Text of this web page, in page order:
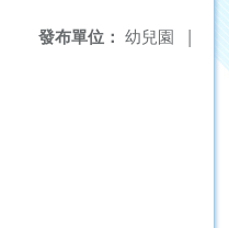
發布單位： 幼兒園 |